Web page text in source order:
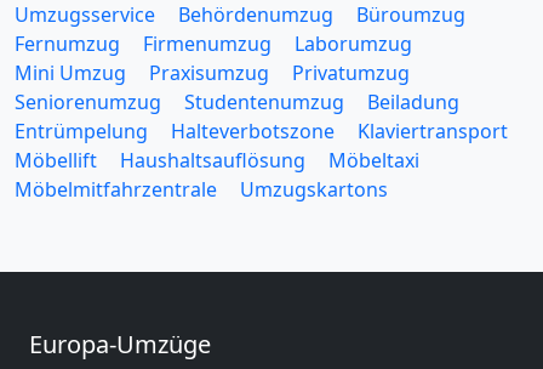
Umzugsservice Behördenumzug
Büroumzug
Fernumzug
Firmenumzug
Laborumzug
Mini Umzug
Praxisumzug
Privatumzug
Seniorenumzug
Studentenumzug
Beiladung
Entrümpelung
Halteverbotszone
Klaviertransport
Möbellift
Haushaltsauflösung
Möbeltaxi
Möbelmitfahrzentrale
Umzugskartons
Europa-Umzüge